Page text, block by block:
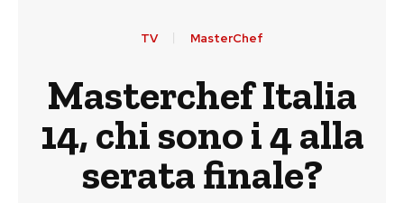
TV MasterChef
Masterchef Italia
14, chi sono i 4 alla
serata finale?